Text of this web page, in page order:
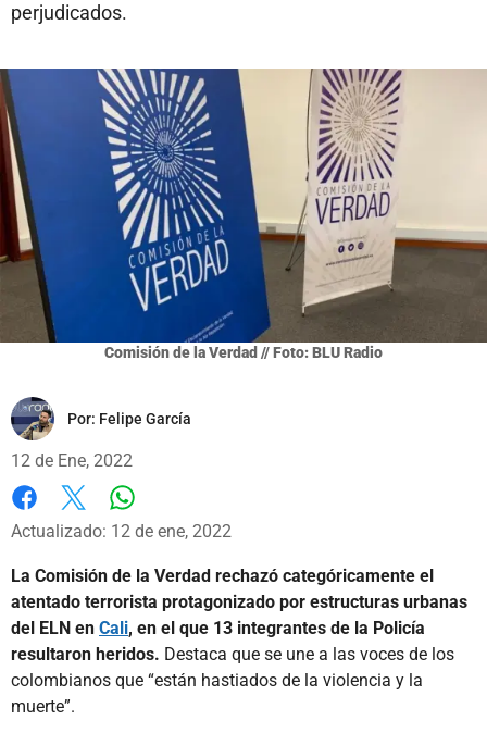
perjudicados.
Comisión de la Verdad // Foto: BLU Radio
Por: Felipe García
12 de Ene, 2022
Facebook
X
Actualizado: 12 de ene, 2022
La Comisión de la Verdad rechazó categóricamente el
atentado terrorista protagonizado por estructuras urbanas
del ELN en Cali, en el que 13 integrantes de la Policía
resultaron heridos. Destaca que se une a las voces de los
colombianos que “están hastiados de la violencia y la
muerte”.